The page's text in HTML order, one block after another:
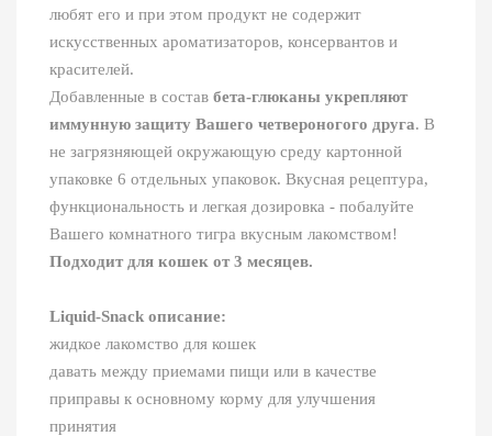
любят его и при этом продукт не содержит
искусственных ароматизаторов, консервантов и
красителей.
Добавленные в состав бета-глюканы укрепляют
иммунную защиту Вашего четвероногого друга. В
не загрязняющей окружающую среду картонной
упаковке 6 отдельных упаковок. Вкусная рецептура,
функциональность и легкая дозировка - побалуйте
Вашего комнатного тигра вкусным лакомством!
Подходит для кошек от 3 месяцев.
Liquid-Snack описание:
жидкое лакомство для кошек
давать между приемами пищи или в качестве
приправы к основному корму для улучшения
принятия